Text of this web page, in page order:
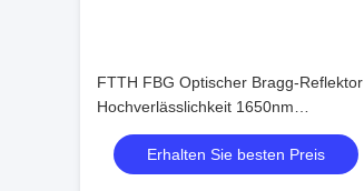
FTTH FBG Optischer Bragg-Reflektor
Hochverlässlichkeit 1650nm
Faserreflektor FTTH-Projekte
Erhalten Sie besten Preis